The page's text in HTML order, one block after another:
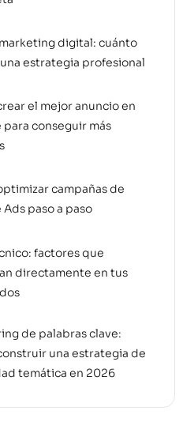
digital: cuánto
estrategia profesional
el mejor anuncio en
para conseguir más
campañas de
paso a paso
factores que
directamente en tus
de palabras clave:
una estrategia de
temática en 2026